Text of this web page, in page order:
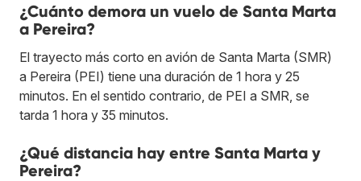
¿Cuánto demora un vuelo de Santa Marta
a Pereira?
El trayecto más corto en avión de Santa Marta (SMR)
a Pereira (PEI) tiene una duración de 1 hora y 25
minutos. En el sentido contrario, de PEI a SMR, se
tarda 1 hora y 35 minutos.
¿Qué distancia hay entre Santa Marta y
Pereira?